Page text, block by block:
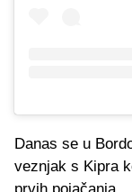
Danas se u
veznjak s Kipra